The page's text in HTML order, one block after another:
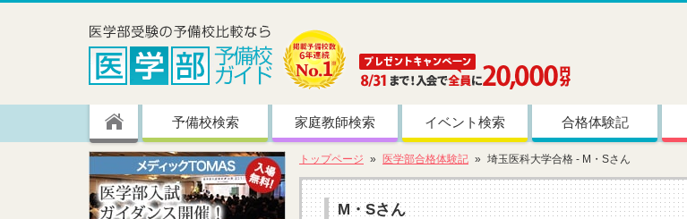
予備校検索 家庭教師検索 イベント検索 合格体験記
トップページ 医学部合格体験記 埼玉医科大学合格 - M・Sさん
M・Sさん